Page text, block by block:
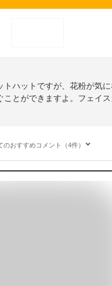
ハットですが、花粉が気
とができますよ。フェイ
のおすすめコメント（4件）